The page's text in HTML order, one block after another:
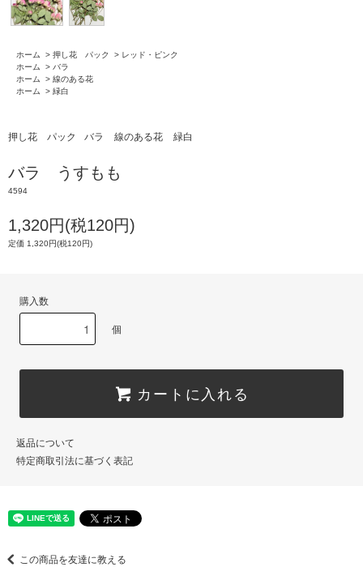
ホーム > 押し花 パック > レッド・ピンク
ホーム
> バラ
ホーム
> 線のある花
ホーム
> 緑白
押し花 パック バラ 線のある花 緑白
バラ うすもも
4594
1,320円(税120円)
定価 1,320円(税120円)
購入数
個
カートに入れる
返品について
特定商取引法に基づく表記
この商品を友達に教える